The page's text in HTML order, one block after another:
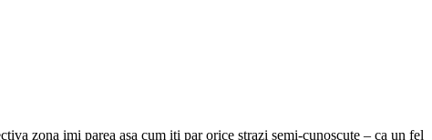
zona imi parea asa cum iti par orice strazi semi-cunoscute – ca un fel